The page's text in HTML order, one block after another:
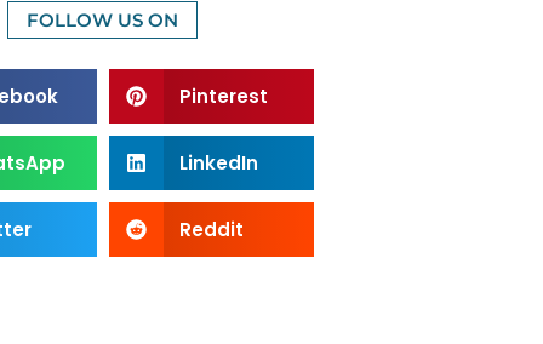
FOLLOW US ON
Pinterest
LinkedIn
Reddit